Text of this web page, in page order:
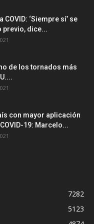
‘Siempre sí’ se
previo, dice...
de los tornados más
con mayor aplicación
19: Marcelo...
7282
5123